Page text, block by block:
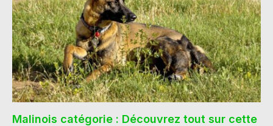
Malinois catégorie : Découvrez tout sur cette